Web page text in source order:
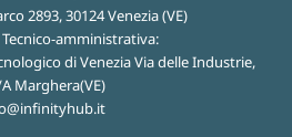
2893, 30124 Venezia (VE)
Tecnico-amministrativa:
di Venezia Via delle Industrie,
Marghera(VE)